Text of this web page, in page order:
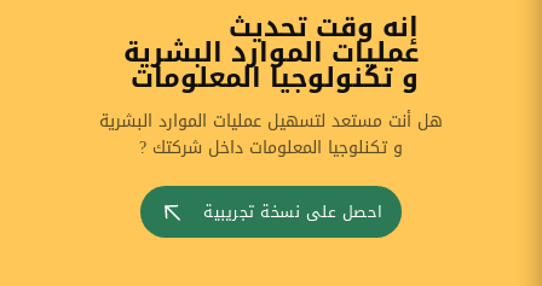
إنه وقت تحديث
عمليات الموارد البشرية
و تكنولوجيا المعلومات
هل أنت مستعد لتسهيل عمليات الموارد البشرية
و تكنلوجيا المعلومات داخل شركتك ?
احصل على نسخة تجريبية